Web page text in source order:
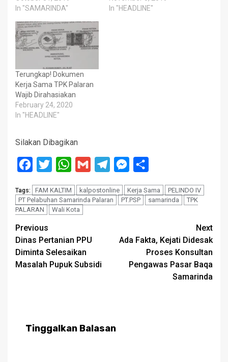
In "SAMARINDA"
In "HEADLINE"
Terungkap! Dokumen
Kerja Sama TPK Palaran
Wajib Dirahasiakan
February 24, 2020
In "HEADLINE"
Silakan Dibagikan
Facebook
Twitter WhatsApp
Gmail TelegramMessenger
Tags: FAM KALTIM kalpostonline Kerja Sama
PELINDO IV
PT Pelabuhan Samarinda Palaran
PT.PSP samarinda
TPK
PALARAN
Wali Kota
Post
navigation
Previous
Dinas Pertanian PPU
Diminta Selesaikan
Masalah Pupuk Subsidi
Next
Ada Fakta, Kejati Didesak
Proses Konsultan
Pengawas Pasar Baqa
Samarinda
Tinggalkan Balasan